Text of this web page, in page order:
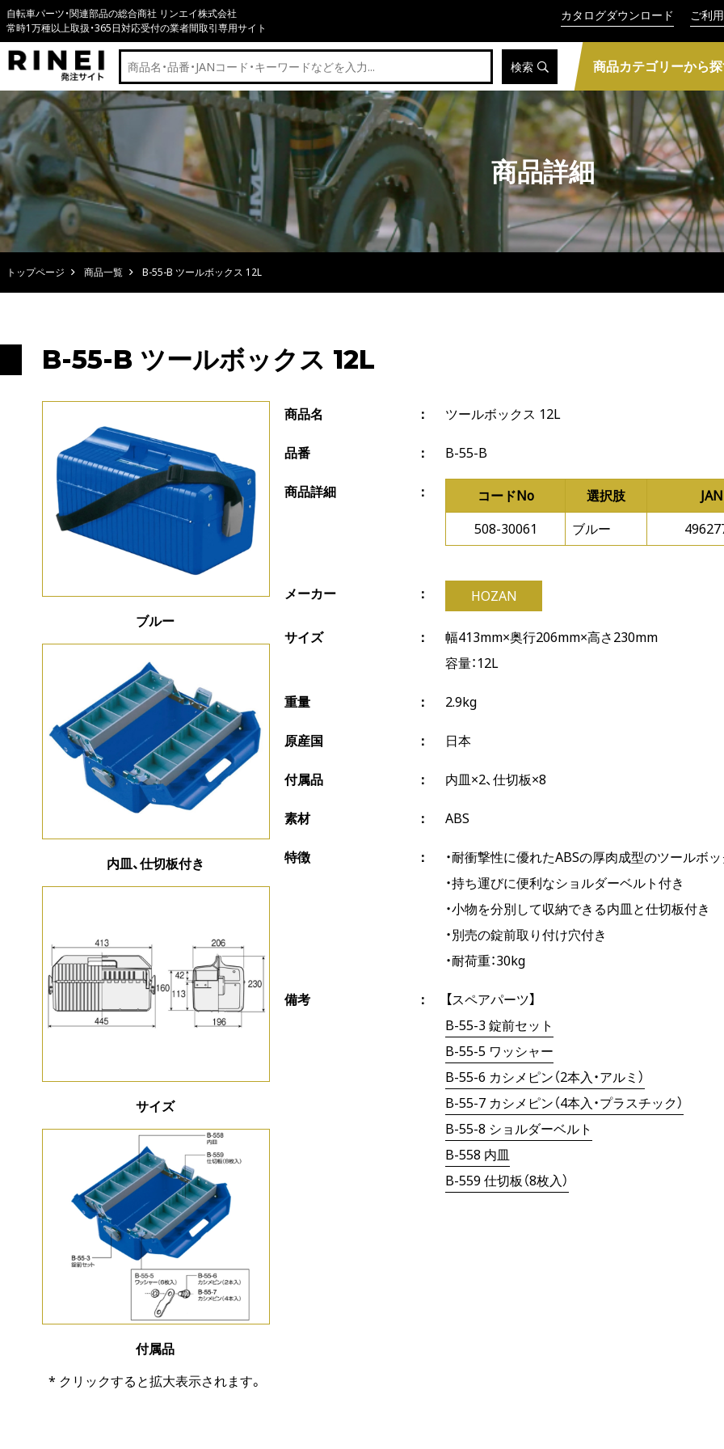
自転車パーツ・関連部品の総合商社 リンエイ株式会社
常時1万種以上取扱・365日対応受付の業者間取引専用サイト
カタログダウンロード ご利
検索 商品カテゴリーから
商品詳細
トップページ 商品一覧 B-55-B ツールボックス 12L
B-55-B ツールボックス 12L
ブルー
内皿、仕切板付き
サイズ
付属品
* クリックすると拡大表示されます。
商品名 ツールボックス 12L
品番 B-55-B
商品詳細 コードNo 選択肢
508-30061
ブルー
メーカー HOZAN
サイズ
幅413mm×奥行206mm×高さ230mm
容量：12L
重量 2.9kg
原産国 日本
付属品 内皿×2、仕切板×8
素材 ABS
特徴
・耐衝撃性に優れたABSの厚肉成型のツールボ
・持ち運びに便利なショルダーベルト付き
・小物を分別して収納できる内皿と仕切板付き
・別売の錠前取り付け穴付き
・耐荷重：30kg
備考
【スペアパーツ】
B-55-3 錠前セット
B-55-5 ワッシャー
B-55-6 カシメピン（2本入・アルミ）
B-55-7 カシメピン（4本入・プラスチック）
B-55-8 ショルダーベルト
B-558 内皿
B-559 仕切板（8枚入）